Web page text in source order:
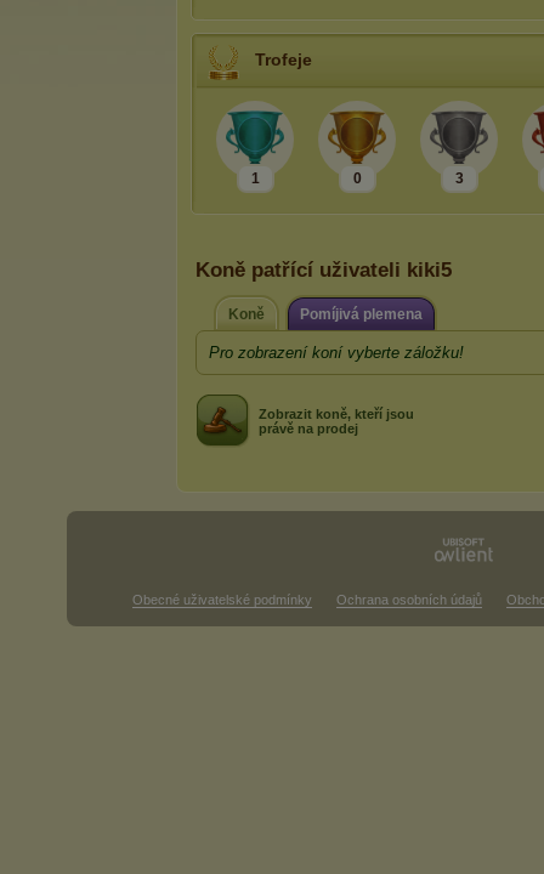
Trofeje
1 0 3
Koně patřící uživateli kiki5
Koně Pomíjivá plemena
Pro zobrazení koní vyberte záložku!
Zobrazit koně, kteří jsou
právě na prodej
Obecné uživatelské podmínky Ochrana osobních údajů